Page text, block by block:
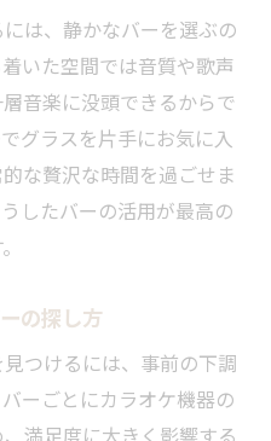
は、静かなバーを選ぶの
いた空間では音質や歌声
音楽に没頭できるからで
グラスを片手にお気に入
な贅沢な時間を過ごせま
したバーの活用が最高の
の探し方
つけるには、事前の下調
ーごとにカラオケ機器の
満足度に大きく影響する